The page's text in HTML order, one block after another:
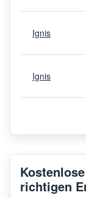
Ignis
Ignis
richtigen